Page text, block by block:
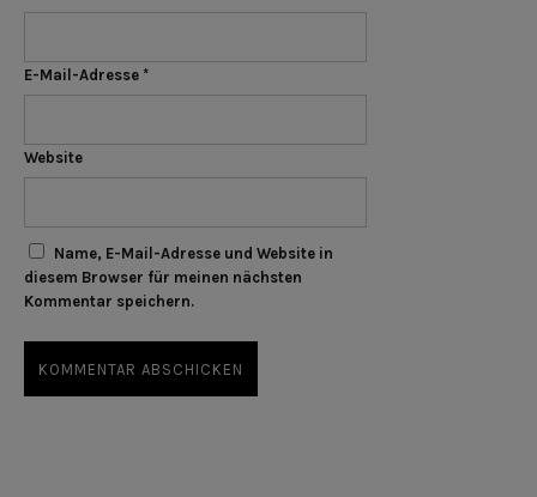
E-Mail-Adresse *
Website
Name, E-Mail-Adresse und Website in
diesem Browser für meinen nächsten
Kommentar speichern.